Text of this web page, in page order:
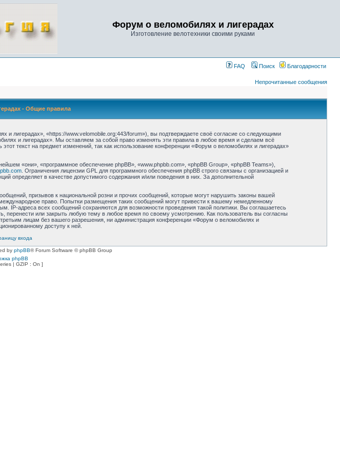
Форум о веломобилях и лигерадах
Изготовление велотехники своими руками
FAQ Поиск Благодарности
Непрочитанные сообщения
- Общие правила
лигерадах», «https://www.velomobile.org:443/forum»), вы подтверждаете своё согласие со следующими
и лигерадах». Мы оставляем за собой право изменять эти правила в любое время и сделаем всё
текст на предмет изменений, так как использование конференции «Форум о веломобилях и лигерадах»
«они», «программное обеспечение phpBB», «www.phpbb.com», «phpBB Group», «phpBB Teams»),
. Ограничения лицензии GPL для программного обеспечения phpBB строго связаны с организацией и
определяет в качестве допустимого содержания и/или поведения в них. За дополнительной
призывов к национальной розни и прочих сообщений, которые могут нарушить законы вашей
право. Попытки размещения таких сообщений могут привести к вашему немедленному
IP-адреса всех сообщений сохраняются для возможности проведения такой политики. Вы соглашаетесь
или закрыть любую тему в любое время по своему усмотрению. Как пользователь вы согласны
лицам без вашего разрешения, ни администрация конференции «Форум о веломобилях и
доступу к ней.
входа
by phpBB® Forum Software © phpBB Group
phpBB
| GZIP : On ]